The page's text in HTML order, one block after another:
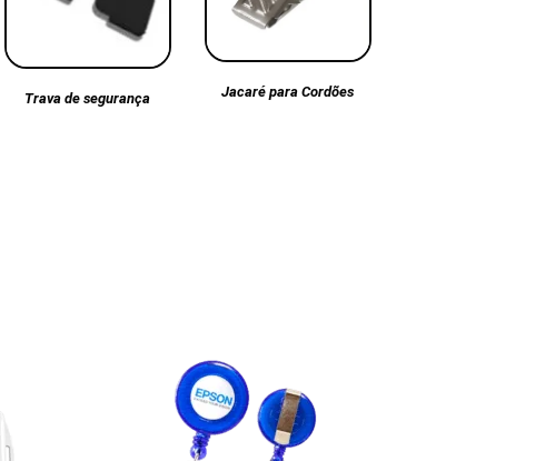
Trava de segurança
Jacaré para Cordões